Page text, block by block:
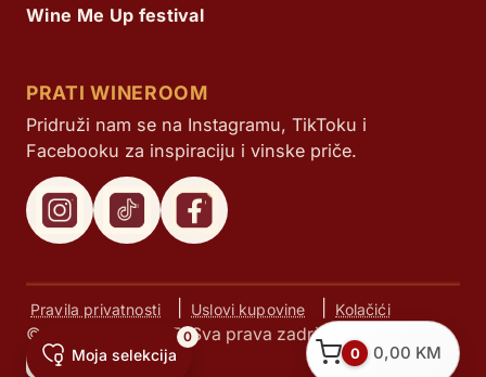
0 0,00 KM
Wine Me Up festival
PRATI WINEROOM
Pridruži nam se na Instagramu, TikToku i
Facebooku za inspiraciju i vinske priče.
Pravila privatnosti Uslovi kupovine Kolačići
© Next d.o.o. 2025. Sva prava zadržana.
Moja selekcija
0